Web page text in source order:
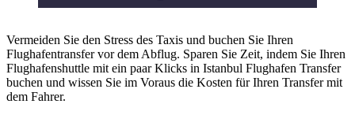
Vermeiden Sie den Stress des Taxis und buchen Sie Ihren
Flughafentransfer vor dem Abflug. Sparen Sie Zeit, indem Sie Ihren
Flughafenshuttle mit ein paar Klicks in Istanbul Flughafen Transfer
buchen und wissen Sie im Voraus die Kosten für Ihren Transfer mit
dem Fahrer.